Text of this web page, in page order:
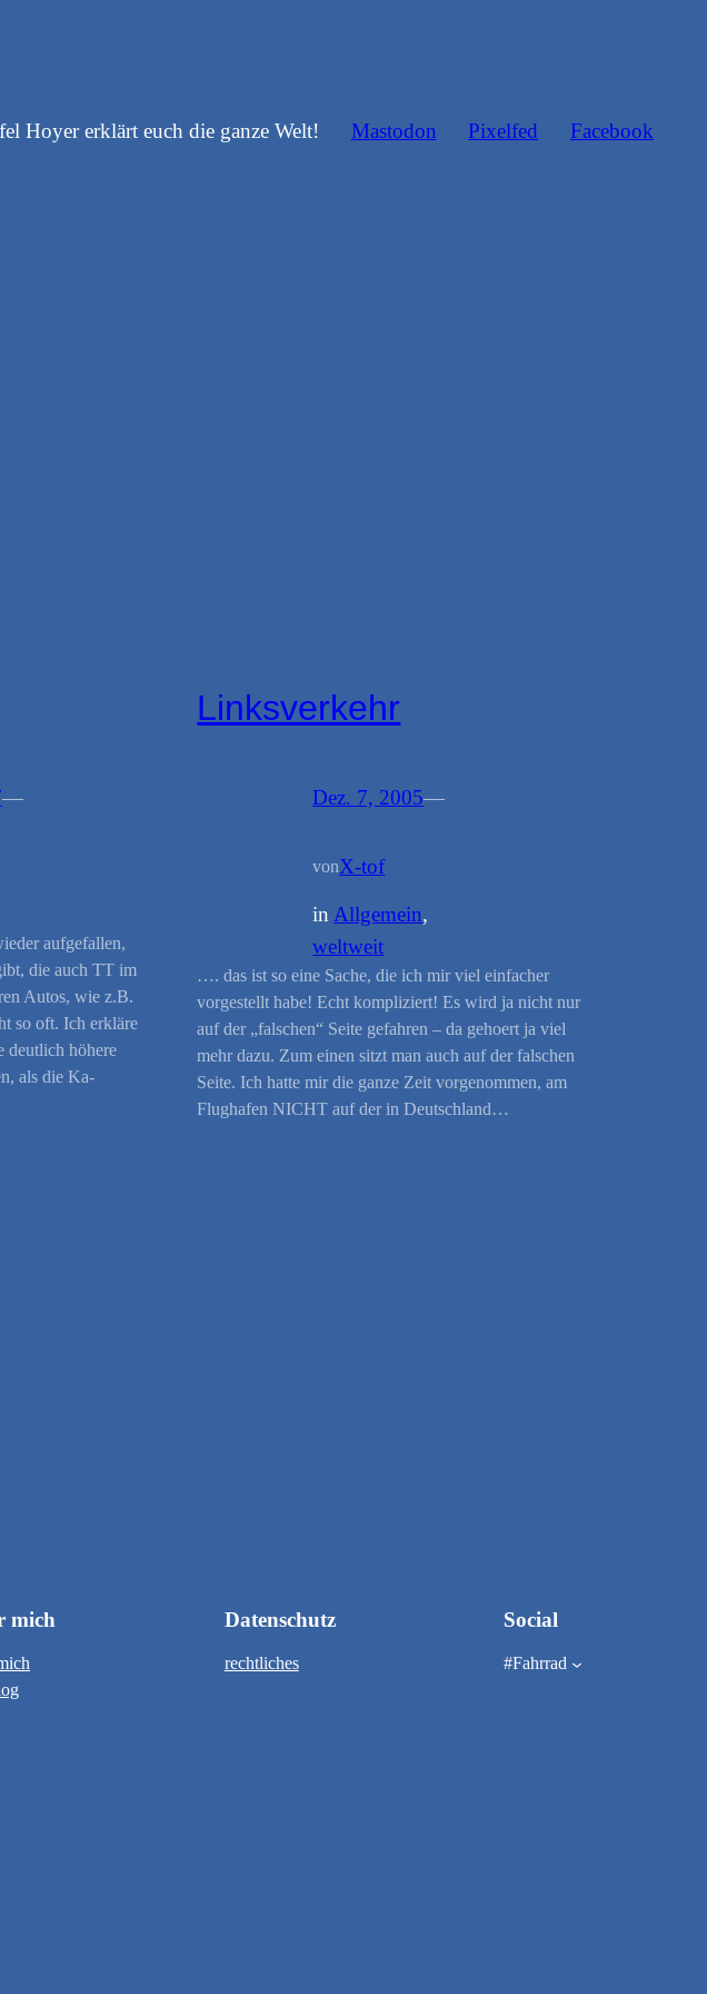
Hoyer erklärt euch die ganze Welt! Mastodon Pixelfed Facebook
—
aufgefallen,
die auch TT im
Autos, wie z.B.
so oft. Ich erkläre
deutlich höhere
als die Ka-
Linksverkehr
Dez. 7, 2005—
vonX-tof
in Allgemein
weltweit
…. das ist so eine Sache, die ich mir viel einfacher
vorgestellt habe! Echt kompliziert! Es wird ja nicht nur
auf der „falschen“ Seite gefahren – da gehoert ja viel
mehr dazu. Zum einen sitzt man auch auf der falschen
Seite. Ich hatte mir die ganze Zeit vorgenommen, am
Flughafen NICHT auf der in Deutschland…
mich Datenschutz
rechtliches
Social
#Fahrrad